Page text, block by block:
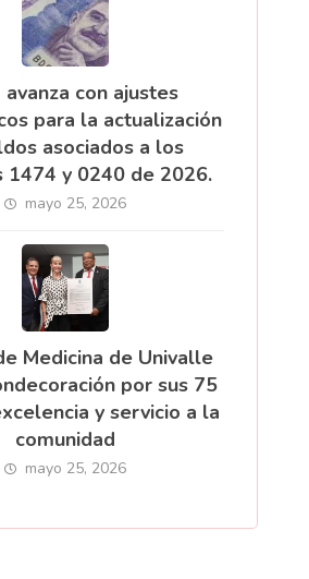
avanza con ajustes
para la actualización
asociados a los
1474 y 0240 de 2026.
mayo 25, 2026
Medicina de Univalle
por sus 75
y servicio a la
comunidad
mayo 25, 2026